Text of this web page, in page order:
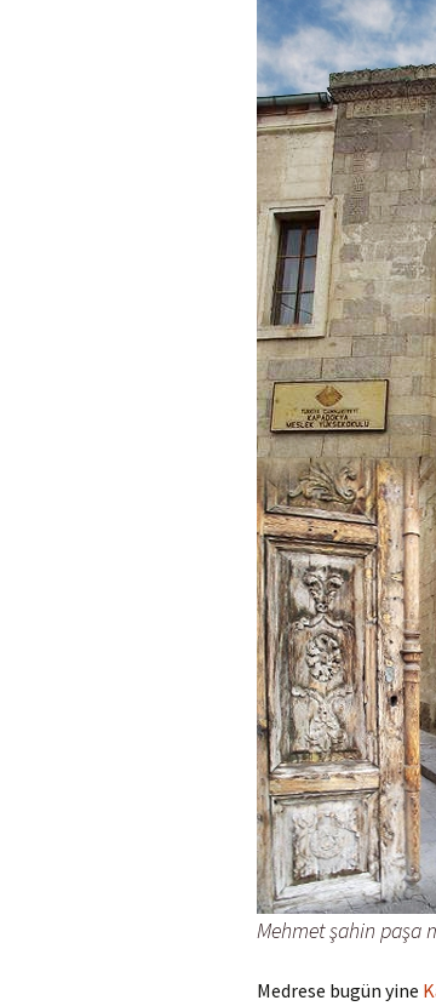
Mehmet şahin paşa
Medrese bugün yine